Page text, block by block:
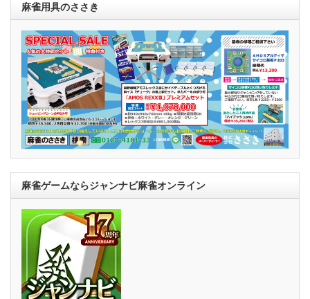
麻雀用具のささき
麻雀ゲームならジャンナビ麻雀オンライン